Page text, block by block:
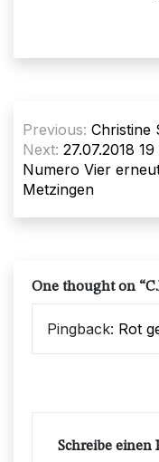
Previous: Christine
Next: 27.07.2018
Numero Vier
Metzingen
One thought on “
Pingback: Rot
Schreibe einen